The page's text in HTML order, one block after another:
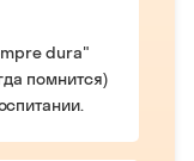
dura"
помнится)